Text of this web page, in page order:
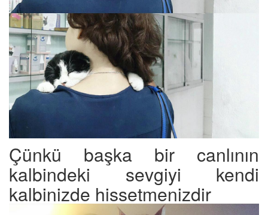
Çünkü başka bir canlının
kalbindeki sevgiyi kendi
kalbinizde hissetmenizdir